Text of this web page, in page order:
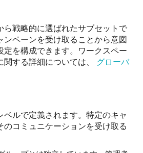
戦略的に選ばれたサブセットで
ペーンを受け取ることから意図
を構成できます。ワークスペー
する詳細については、 グローバ
ルで定義されます。特定のキャ
コミュニケーションを受け取る